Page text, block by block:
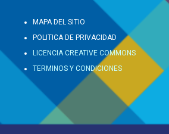
MAPA DEL SITIO
POLITICA DE PRIVACIDAD
LICENCIA CREATIVE COMMONS
TERMINOS Y CONDICIONES